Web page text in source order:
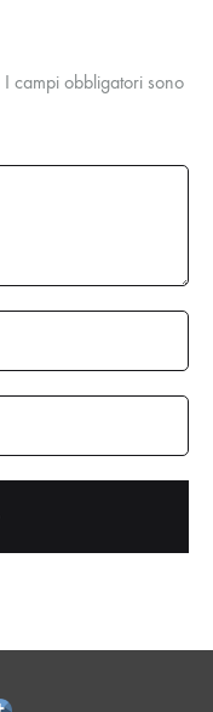
I campi obbligatori sono